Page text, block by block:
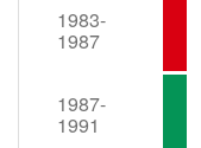
1983-
1987
1987-
1991